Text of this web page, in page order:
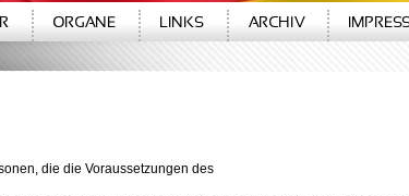
ORGANE LINKS ARCHIV
die die Voraussetzungen des